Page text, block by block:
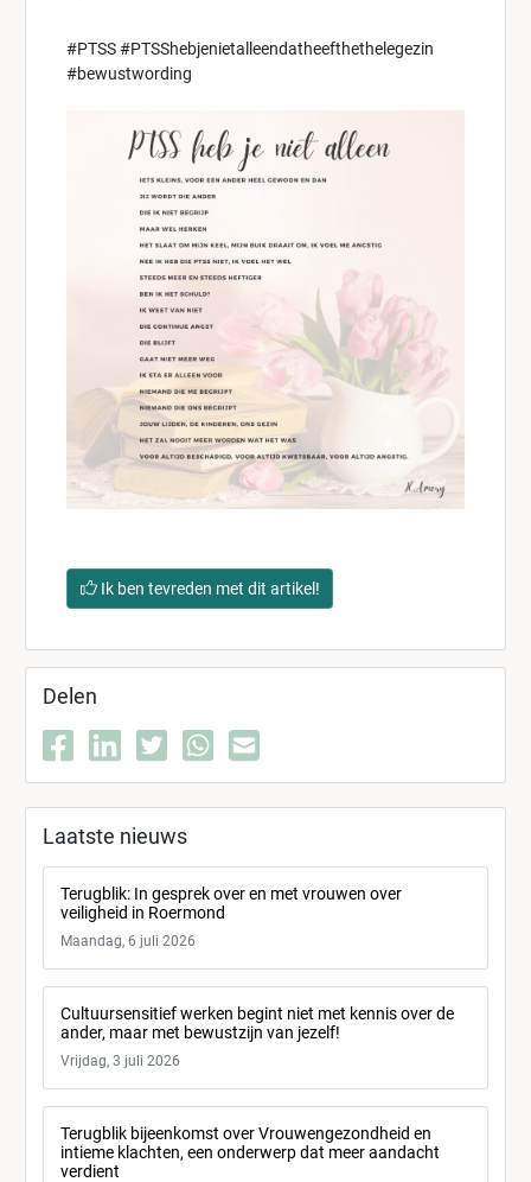
#PTSS #PTSShebjenietalleendatheefthethelegezin
#bewustwording
Ik ben tevreden met dit artikel!
Delen
Laatste nieuws
Terugblik: In gesprek over en met vrouwen over
veiligheid in Roermond
Maandag, 6 juli 2026
Cultuursensitief werken begint niet met kennis over de
ander, maar met bewustzijn van jezelf!
Vrijdag, 3 juli 2026
Terugblik bijeenkomst over Vrouwengezondheid en
intieme klachten, een onderwerp dat meer aandacht
verdient